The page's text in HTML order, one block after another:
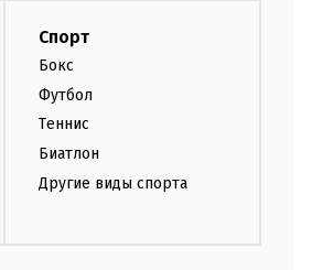
Спорт
Бокс
Футбол
Теннис
Биатлон
Другие виды спорта